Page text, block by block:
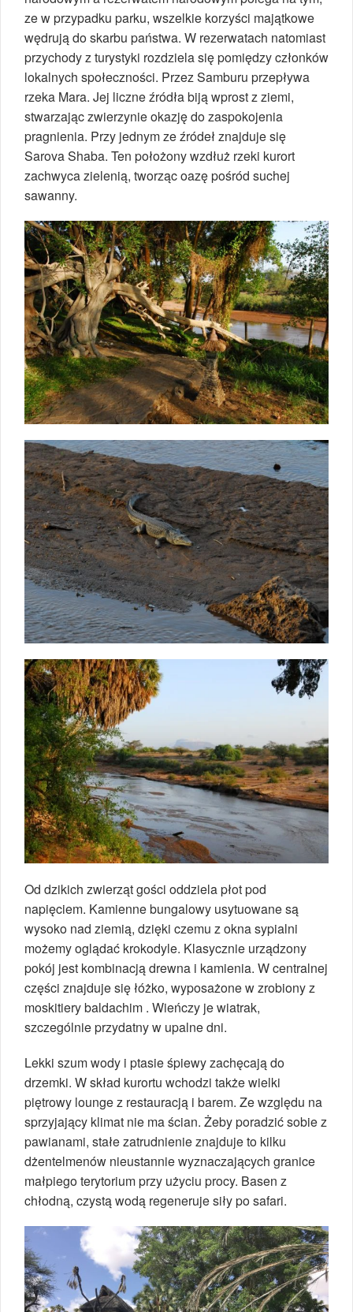
ze w przypadku parku, wszelkie korzyści majątkowe
wędrują do skarbu państwa. W rezerwatach natomiast
przychody z turystyki rozdziela się pomiędzy członków
lokalnych społeczności. Przez Samburu przepływa
rzeka Mara. Jej liczne źródła biją wprost z ziemi,
stwarzając zwierzynie okazję do zaspokojenia
pragnienia. Przy jednym ze źródeł znajduje się
Sarova Shaba. Ten położony wzdłuż rzeki kurort
zachwyca zielenią, tworząc oazę pośród suchej
sawanny.
Od dzikich zwierząt gości oddziela płot pod
napięciem. Kamienne bungalowy usytuowane są
wysoko nad ziemią, dzięki czemu z okna sypialni
możemy oglądać krokodyle. Klasycznie urządzony
pokój jest kombinacją drewna i kamienia. W centralnej
części znajduje się łóżko, wyposażone w zrobiony z
moskitiery baldachim . Wieńczy je wiatrak,
szczególnie przydatny w upalne dni.
Lekki szum wody i ptasie śpiewy zachęcają do
drzemki. W skład kurortu wchodzi także wielki
piętrowy lounge z restauracją i barem. Ze względu na
sprzyjający klimat nie ma ścian. Żeby poradzić sobie z
pawianami, stałe zatrudnienie znajduje to kilku
dżentelmenów nieustannie wyznaczających granice
małpiego terytorium przy użyciu procy. Basen z
chłodną, czystą wodą regeneruje siły po safari.